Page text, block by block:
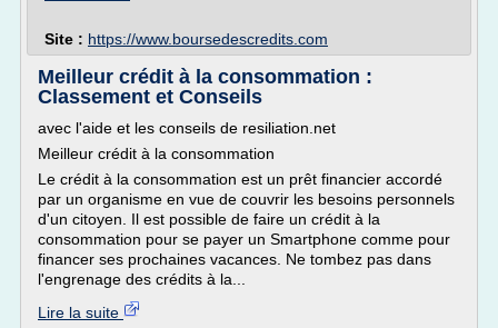
Site : https://www.boursedescredits.com
Meilleur crédit à la consommation :
Classement et Conseils
avec l'aide et les conseils de resiliation.net
Meilleur crédit à la consommation
Le crédit à la consommation est un prêt financier accordé
par un organisme en vue de couvrir les besoins personnels
d'un citoyen. Il est possible de faire un crédit à la
consommation pour se payer un Smartphone comme pour
financer ses prochaines vacances. Ne tombez pas dans
l'engrenage des crédits à la...
Lire la suite